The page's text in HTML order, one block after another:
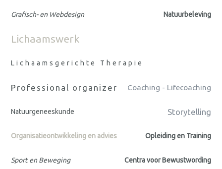
Grafisch- en Webdesign Natuurbeleving
Lichaamswerk
Lichaamsgerichte Therapie
Professional organizer Coaching - Lifecoaching
Natuurgeneeskunde Storytelling
Organisatieontwikkeling en advies Opleiding en Training
Sport en Beweging Centra voor Bewustwording